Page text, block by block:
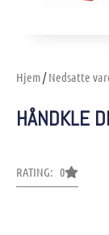
Hjem/Nedsatte
HÅNDKLE
RATING: 0